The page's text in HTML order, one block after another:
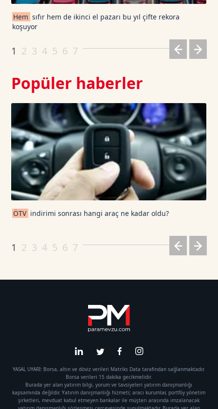
Cardano TetherUS 0.197 -0.86
Hem sıfır hem de ikinci el pazarı bu yıl çifte rekora
koşuyor
1 2 3 4 5 6 7
Popüler haberler
ÖTV indirimi sonrası hangi araç ne kadar oldu?
1 2 3 4 5 6 7
YASAL UYARI: Borsa, altın ve döviz verileri Matriks Data tarafından sağlanmaktadır.
Borsa verileri 15 dakika gecikmelidir.
Burada yer alan yatırım bilgi, yorum ve tavsiyeleri yatırım danışmanlığı
kapsamında değildir. Yatırım danışmanlığı hizmeti; aracı kurumlar, portföy yönetim
şirketleri, mevduat kabul etmeyen bankalar ile müşteri arasında imzalanacak